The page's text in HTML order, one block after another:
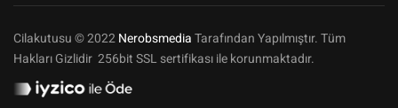
Cilakutusu © 2022NerobsmediaTarafından Yapılmıştır. Tüm
Hakları Gizlidir 256bit SSL sertifikası ile korunmaktadır.